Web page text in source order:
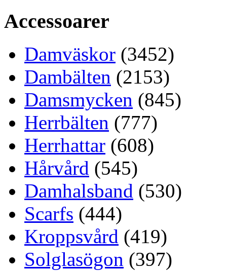
Accessoarer
Damväskor (3452)
Dambälten (2153)
Damsmycken (845)
Herrbälten (777)
Herrhattar (608)
Hårvård (545)
Damhalsband (530)
Scarfs (444)
Kroppsvård (419)
Solglasögon (397)